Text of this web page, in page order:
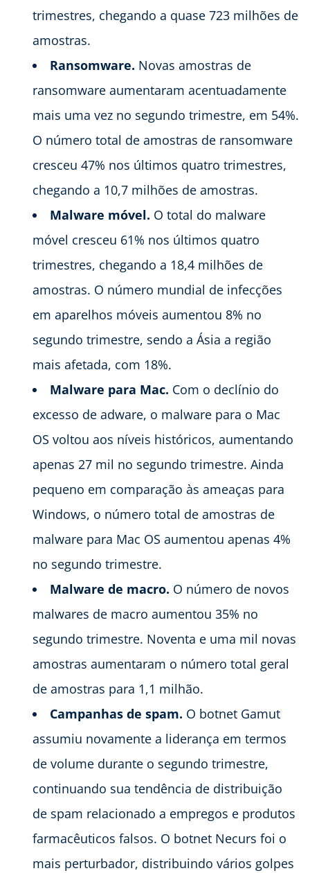
trimestres, chegando a quase 723 milhões de
amostras.
Ransomware. Novas amostras de
ransomware aumentaram acentuadamente
mais uma vez no segundo trimestre, em 54%.
O número total de amostras de ransomware
cresceu 47% nos últimos quatro trimestres,
chegando a 10,7 milhões de amostras.
Malware móvel. O total do malware
móvel cresceu 61% nos últimos quatro
trimestres, chegando a 18,4 milhões de
amostras. O número mundial de infecções
em aparelhos móveis aumentou 8% no
segundo trimestre, sendo a Ásia a região
mais afetada, com 18%.
Malware para Mac. Com o declínio do
excesso de adware, o malware para o Mac
OS voltou aos níveis históricos, aumentando
apenas 27 mil no segundo trimestre. Ainda
pequeno em comparação às ameaças para
Windows, o número total de amostras de
malware para Mac OS aumentou apenas 4%
no segundo trimestre.
Malware de macro. O número de novos
malwares de macro aumentou 35% no
segundo trimestre. Noventa e uma mil novas
amostras aumentaram o número total geral
de amostras para 1,1 milhão.
Campanhas de spam. O botnet Gamut
assumiu novamente a liderança em termos
de volume durante o segundo trimestre,
continuando sua tendência de distribuição
de spam relacionado a empregos e produtos
farmacêuticos falsos. O botnet Necurs foi o
mais perturbador, distribuindo vários golpes